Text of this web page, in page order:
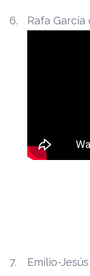
Rafa García
Emilio-